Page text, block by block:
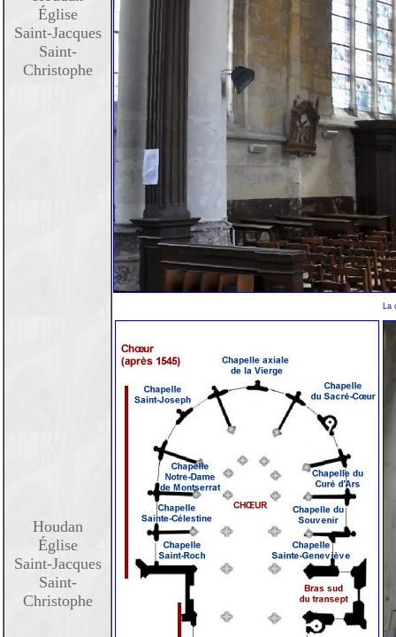
Église
Saint-Jacques
Saint-
Christophe
Houdan
Église
Saint-Jacques
Saint-
Christophe
La